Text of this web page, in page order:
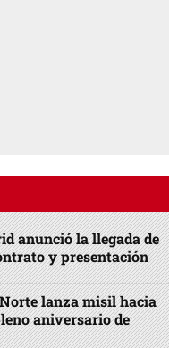
anunció la llegada de
y presentación
lanza misil hacia
aniversario de